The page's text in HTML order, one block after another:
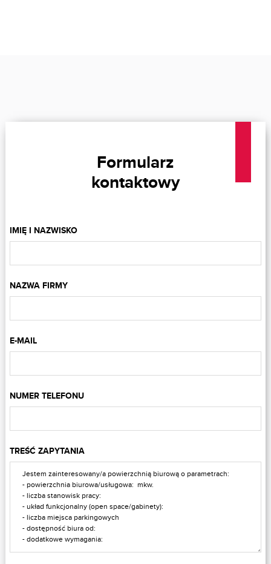
Formularz
kontaktowy
IMIĘ I NAZWISKO
NAZWA FIRMY
E-MAIL
NUMER TELEFONU
TREŚĆ ZAPYTANIA